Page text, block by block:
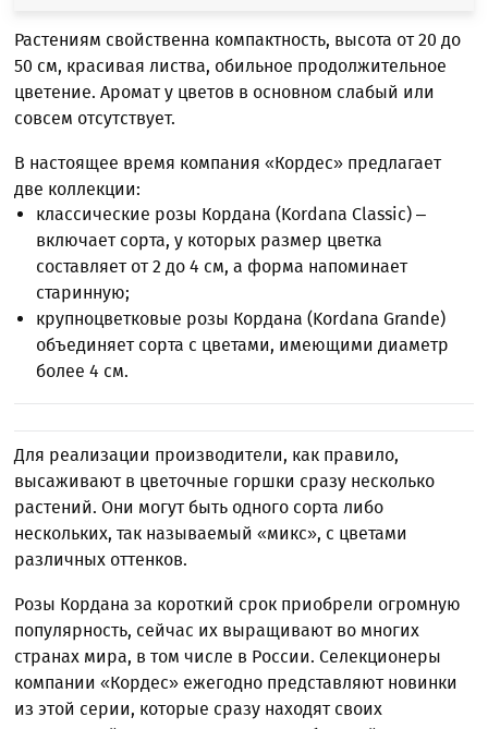
Растениям свойственна компактность, высота от 20 до
50 см, красивая листва, обильное продолжительное
цветение. Аромат у цветов в основном слабый или
совсем отсутствует.
В настоящее время компания «Кордес» предлагает
две коллекции:
классические розы Кордана (Kordana Classic) –
включает сорта, у которых размер цветка
составляет от 2 до 4 см, а форма напоминает
старинную;
крупноцветковые розы Кордана (Kordana Grande)
объединяет сорта с цветами, имеющими диаметр
более 4 см.
Для реализации производители, как правило,
высаживают в цветочные горшки сразу несколько
растений. Они могут быть одного сорта либо
нескольких, так называемый «микс», с цветами
различных оттенков.
Розы Кордана за короткий срок приобрели огромную
популярность, сейчас их выращивают во многих
странах мира, в том числе в России. Селекционеры
компании «Кордес» ежегодно представляют новинки
из этой серии, которые сразу находят своих